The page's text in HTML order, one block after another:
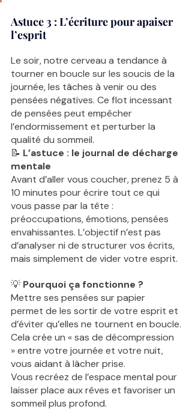
Astuce 3 : L’écriture pour apaiser
l’esprit
Le soir, notre cerveau a tendance à
tourner en boucle sur les soucis de la
journée, les tâches à venir ou des
pensées négatives. Ce flot incessant
de pensées peut empêcher
l’endormissement et perturber la
qualité du sommeil.
📝 L’astuce : le journal de décharge
mentale
Avant d’aller vous coucher, prenez 5 à
10 minutes pour écrire tout ce qui
vous passe par la tête :
préoccupations, émotions, pensées
envahissantes. L’objectif n’est pas
d’analyser ni de structurer vos écrits,
mais simplement de vider votre esprit.
💡 Pourquoi ça fonctionne ?
Mettre ses pensées sur papier
permet de les sortir de votre esprit et
d’éviter qu’elles ne tournent en boucle.
Cela crée un « sas de décompression
» entre votre journée et votre nuit,
vous aidant à lâcher prise.
Vous recréez de l’espace mental pour
laisser place aux rêves et favoriser un
sommeil plus profond.